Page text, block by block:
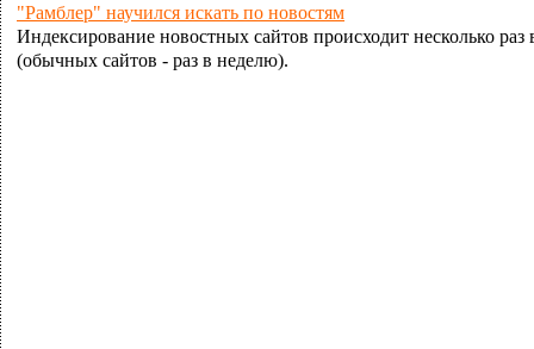
"Рамблер" научился искать по новостям
Индексирование новостных сайтов происходит несколько раз
(обычных сайтов - раз в неделю).